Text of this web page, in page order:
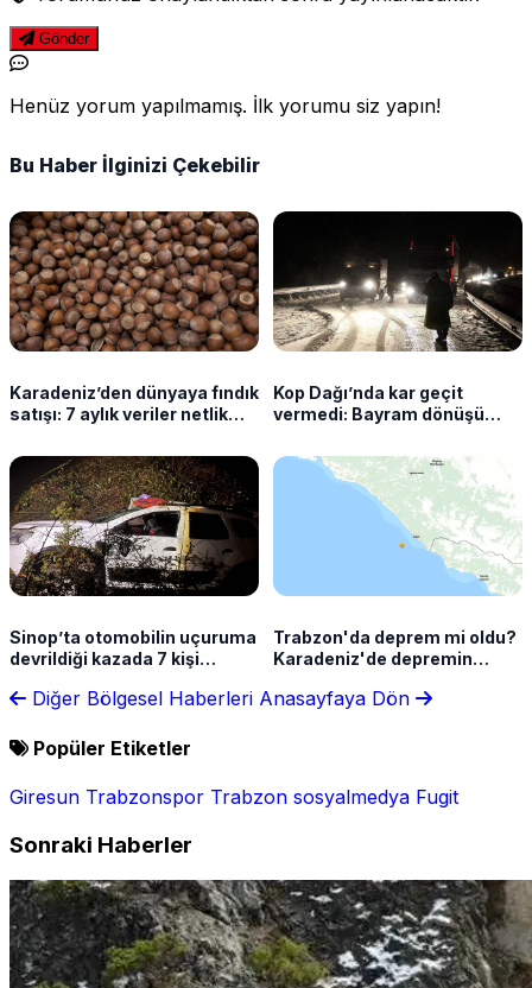
Gönder
Henüz yorum yapılmamış. İlk yorumu siz yapın!
Bu Haber İlginizi Çekebilir
Karadeniz’den dünyaya fındık
satışı: 7 aylık veriler netlik
Kop Dağı’nda kar geçit
vermedi: Bayram dönüşü
Sinop’ta otomobilin uçuruma
devrildiği kazada 7 kişi
Trabzon'da deprem mi oldu?
Karadeniz'de depremin
Diğer Bölgesel Haberleri Anasayfaya Dön
Popüler Etiketler
Giresun Trabzonspor Trabzon sosyalmedya Fugit
Sonraki Haberler